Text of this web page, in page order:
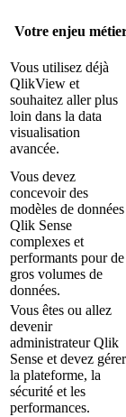
Votre enjeu
Vous utilisez déjà
QlikView et
souhaitez aller plus
loin dans la data
visualisation
avancée.
Vous devez
concevoir des
modèles de données
Qlik Sense
complexes et
performants pour de
gros volumes de
données.
Vous êtes ou allez
devenir
administrateur Qlik
Sense et devez gérer
la plateforme, la
sécurité et les
performances.